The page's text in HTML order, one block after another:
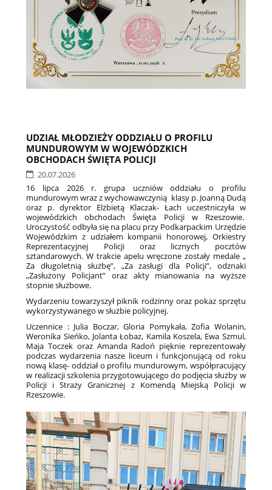
UDZIAŁ MŁODZIEŻY ODDZIAŁU O PROFILU
MUNDUROWYM W WOJEWÓDZKICH
OBCHODACH ŚWIĘTA POLICJI
20.07.2026
16 lipca 2026 r. grupa uczniów oddziału o profilu
mundurowym wraz z wychowawczynią klasy p. Joanną Dudą
oraz p. dyrektor Elżbietą Klaczak- Łach uczestniczyła w
wojewódzkich obchodach Święta Policji w Rzeszowie.
Uroczystość odbyła się na placu przy Podkarpackim Urzędzie
Wojewódzkim z udziałem kompanii honorowej, Orkiestry
Reprezentacyjnej Policji oraz licznych pocztów
sztandarowych. W trakcie apelu wręczone zostały medale „
Za długoletnią służbę”, „Za zasługi dla Policji”, odznaki
„Zasłużony Policjant” oraz akty mianowania na wyższe
stopnie służbowe.
Wydarzeniu towarzyszył piknik rodzinny oraz pokaz sprzętu
wykorzystywanego w służbie policyjnej.
Uczennice : Julia Boczar, Gloria Pomykała, Zofia Wolanin,
Weronika Sieńko, Jolanta Łobaz, Kamila Koszela, Ewa Szmul,
Maja Toczek oraz Amanda Radoń pięknie reprezentowały
podczas wydarzenia nasze liceum i funkcjonującą od roku
nową klasę- oddział o profilu mundurowym, współpracujący
w realizacji szkolenia przygotowującego do podjęcia służby w
Policji i Straży Granicznej z Komendą Miejską Policji w
Rzeszowie.